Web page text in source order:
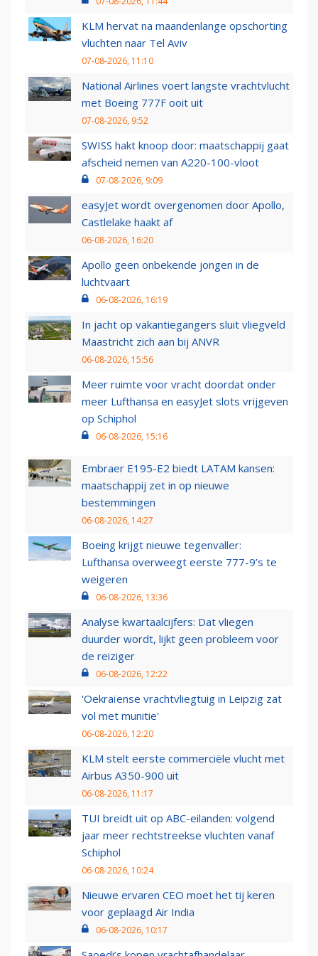
KLM hervat na maandenlange opschorting
vluchten naar Tel Aviv
07-08-2026, 11:10
National Airlines voert langste vrachtvlucht
met Boeing 777F ooit uit
07-08-2026, 9:52
SWISS hakt knoop door: maatschappij gaat
afscheid nemen van A220-100-vloot
07-08-2026, 9:09
easyJet wordt overgenomen door Apollo,
Castlelake haakt af
06-08-2026, 16:20
Apollo geen onbekende jongen in de
luchtvaart
06-08-2026, 16:19
In jacht op vakantiegangers sluit vliegveld
Maastricht zich aan bij ANVR
06-08-2026, 15:56
Meer ruimte voor vracht doordat onder
meer Lufthansa en easyJet slots vrijgeven
op Schiphol
06-08-2026, 15:16
Embraer E195-E2 biedt LATAM kansen:
maatschappij zet in op nieuwe
bestemmingen
06-08-2026, 14:27
Boeing krijgt nieuwe tegenvaller:
Lufthansa overweegt eerste 777-9’s te
weigeren
06-08-2026, 13:36
Analyse kwartaalcijfers: Dat vliegen
duurder wordt, lijkt geen probleem voor
de reiziger
06-08-2026, 12:22
'Oekraïense vrachtvliegtuig in Leipzig zat
vol met munitie'
06-08-2026, 12:20
KLM stelt eerste commerciële vlucht met
Airbus A350-900 uit
06-08-2026, 11:17
TUI breidt uit op ABC-eilanden: volgend
jaar meer rechtstreekse vluchten vanaf
Schiphol
06-08-2026, 10:24
Nieuwe ervaren CEO moet het tij keren
voor geplaagd Air India
06-08-2026, 10:17